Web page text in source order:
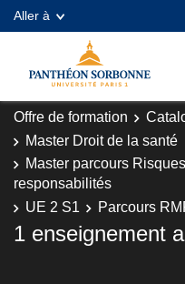
Aller à
Offre de formation
Master Droit de la santé
Master parcours
responsabilités
UE 2 S1
Parcours
1 enseignement